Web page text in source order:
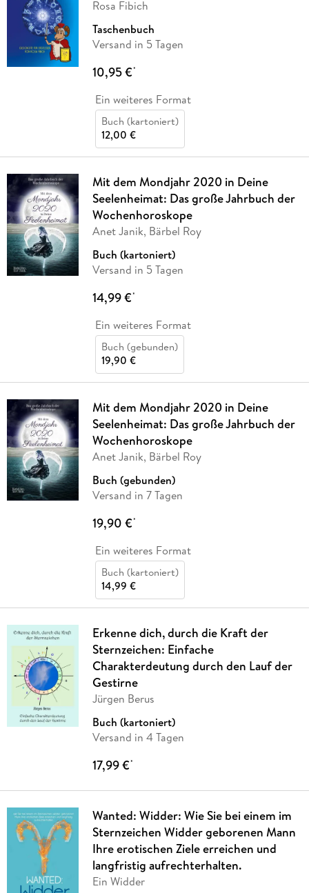
Rosa Fibich
Taschenbuch
Versand in 5 Tagen
10,95 €*
Ein weiteres Format
Buch (kartoniert)
12,00 €
Mit dem Mondjahr 2020 in Deine
Seelenheimat: Das große Jahrbuch der
Wochenhoroskope
Anet Janik, Bärbel Roy
Buch (kartoniert)
Versand in 5 Tagen
14,99 €*
Ein weiteres Format
Buch (gebunden)
19,90 €
Mit dem Mondjahr 2020 in Deine
Seelenheimat: Das große Jahrbuch der
Wochenhoroskope
Anet Janik, Bärbel Roy
Buch (gebunden)
Versand in 7 Tagen
19,90 €*
Ein weiteres Format
Buch (kartoniert)
14,99 €
Erkenne dich, durch die Kraft der
Sternzeichen: Einfache
Charakterdeutung durch den Lauf der
Gestirne
Jürgen Berus
Buch (kartoniert)
Versand in 4 Tagen
17,99 €*
Wanted: Widder: Wie Sie bei einem im
Sternzeichen Widder geborenen Mann
Ihre erotischen Ziele erreichen und
langfristig aufrechterhalten.
Ein Widder